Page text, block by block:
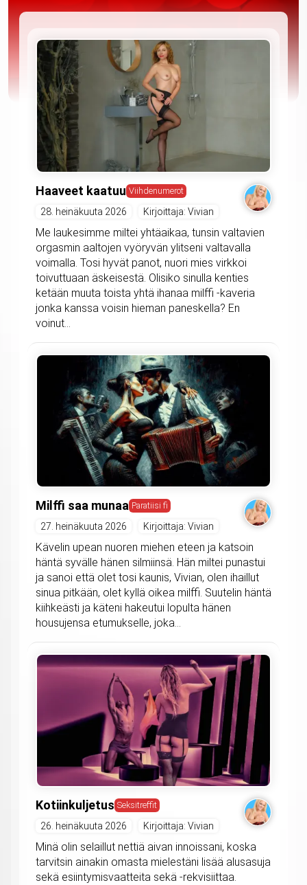
Haaveet kaatuu Viihdenumerot
28. heinäkuuta 2026 Kirjoittaja: Vivian
Me laukesimme miltei yhtäaikaa, tunsin valtavien
orgasmin aaltojen vyöryvän ylitseni valtavalla
voimalla. Tosi hyvät panot, nuori mies virkkoi
toivuttuaan äskeisestä. Olisiko sinulla kenties
ketään muuta toista yhtä ihanaa milffi -kaveria
jonka kanssa voisin hieman paneskella? En
voinut...
Milffi saa munaa Paratiisi fi
27. heinäkuuta 2026 Kirjoittaja: Vivian
Kävelin upean nuoren miehen eteen ja katsoin
häntä syvälle hänen silmiinsä. Hän miltei punastui
ja sanoi että olet tosi kaunis, Vivian, olen ihaillut
sinua pitkään, olet kyllä oikea milffi. Suutelin häntä
kiihkeästi ja käteni hakeutui lopulta hänen
housujensa etumukselle, joka...
Kotiinkuljetus Seksitreffit
26. heinäkuuta 2026 Kirjoittaja: Vivian
Minä olin selaillut nettiä aivan innoissani, koska
tarvitsin ainakin omasta mielestäni lisää alusasuja
sekä esiintymisvaatteita sekä -rekvisiittaa.